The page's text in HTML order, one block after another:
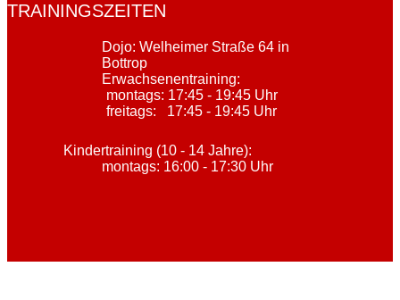
TRAININGSZEITEN
Dojo: Welheimer Straße 64 in
Bottrop
Erwachsenentraining:
montags: 17:45 - 19:45 Uhr
freitags: 17:45 - 19:45 Uhr
Kindertraining (10 - 14 Jahre):
montags: 16:00 - 17:30 Uhr